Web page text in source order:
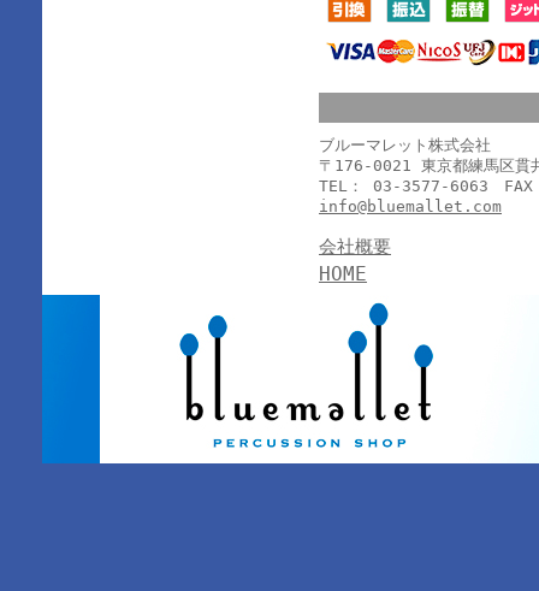
ブルーマレット株式会社
〒176-0021 東京都練馬区貫
TEL： 03-3577-6063
info@bluemallet.com
会社概要
HOME